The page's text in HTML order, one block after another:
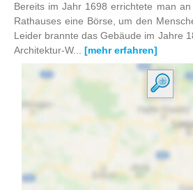
Bereits im Jahr 1698 errichtete man
Rathauses eine Börse, um den
Leider brannte das Gebäude im Jahre
Architektur-W... [mehr erfahren]